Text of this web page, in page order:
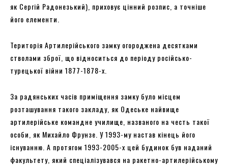
як Сергій Радонезький), приховує цінний розпис, а точніше
його елементи.
Територія Артилерійського замку огороджена десятками
стволами зброї, що відноситься до періоду російсько-
турецької війни 1877-1878-х.
За радянських часів приміщення замку було місцем
розташування такого закладу, як Одеське найвище
артилерійське командне училище, названого на честь такої
особи, як Михайло Фрунзе. У 1993-му настав кінець його
існуванню. А протягом 1993-2005-х цей будинок був наданий
факультету, який спеціалізувався на ракетно-артилерійському